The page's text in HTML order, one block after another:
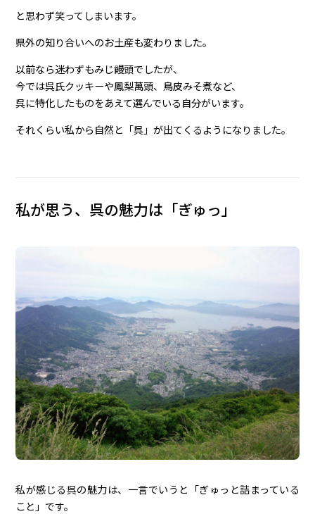
と思わず笑ってしまいます。
県外の知り合いへのお土産も変わりました。
以前なら迷わずもみじ饅頭でしたが、
今では呉氏クッキーや鳳梨萬頭、鳥皮みそ煮など、
呉に特化したものをあえて選んでいる自分がいます。
それくらい私から自然と「呉」が出てくるようになりました。
私が思う、呉の魅力は「ぎゅっ」
私が感じる呉の魅力は、一言でいうと「ぎゅっと詰まっている
こと」です。